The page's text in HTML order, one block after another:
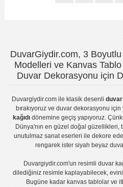
DuvarGiydir.com, 3 Boyutlu
Modelleri ve Kanvas
Duvar Dekorasyonu için
Duvargiydir.comile klasik desenli duvar
bırakıyoruz veduvar dekorasyonu için
kağıdıdönemine geçiş yapıyoruz.
Dünya'nın en güzel doğal güzellikleri,
unutulmaz sanat eserleri ile dekore
rengarek ister siyah beyaz
Duvargiydir.com'unresimli duvar
dilediğiniz resimle kaplayabilecek,
Bugüne kadar kanvas tablo lar ve